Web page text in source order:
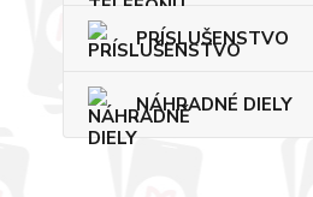
PRÍSLUŠENSTVO
NÁHRADNÉ DIELY